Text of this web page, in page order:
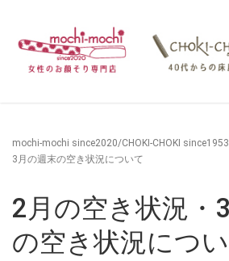
mochi-mochi since2020/CHOKI-CHOKI since1953
3月の週末の空き状況について
2月の空き状況・
の空き状況につ